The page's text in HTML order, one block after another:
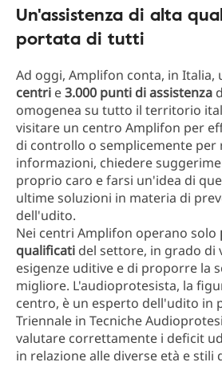
Un'assistenza di alta
portata di tutti
Ad oggi, Amplifon conta, in Italia,
centri e3.000 punti di assistenza
omogenea su tutto il territorio
visitare un centro Amplifon per
di controllo o semplicemente per
informazioni, chiedere
proprio caro e farsi un'idea di
ultime soluzioni in materia di
dell'udito.
Nei centri Amplifon operano solo
qualificati del settore, in grado di
esigenze uditive e di proporre la
migliore. L'audioprotesista, la
centro, è un esperto dell'udito in
Triennale in Tecniche
valutare correttamente i deficit
in relazione alle diverse età e stili